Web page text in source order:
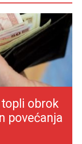
obrok
povećanja